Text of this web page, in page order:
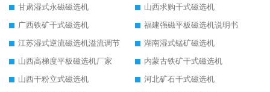
甘肃湿式永磁磁选机
山西求购干式磁选机
广西铁矿干式磁选机
福建强磁平板磁选机说明书
江苏湿式逆流磁选机溢流调节
湖南湿式锰矿磁选机
山西高梯度平板磁选机厂家
内蒙古铁矿干式磁选机
山西干粉立式磁选机
河北矿石干式磁选机